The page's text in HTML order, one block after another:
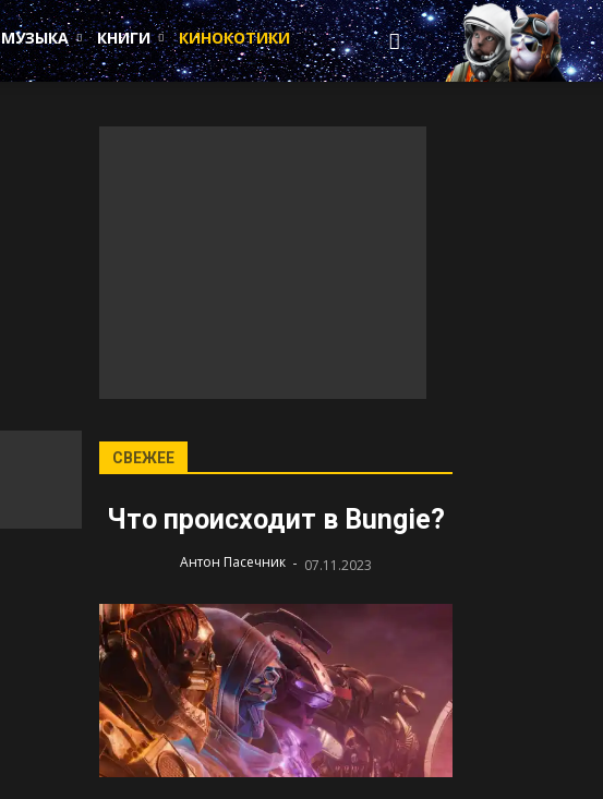
МУЗЫКА КНИГИ КИНОКОТИКИ
СВЕЖЕЕ
Что происходит в Bungie?
Антон Пасечник - 07.11.2023